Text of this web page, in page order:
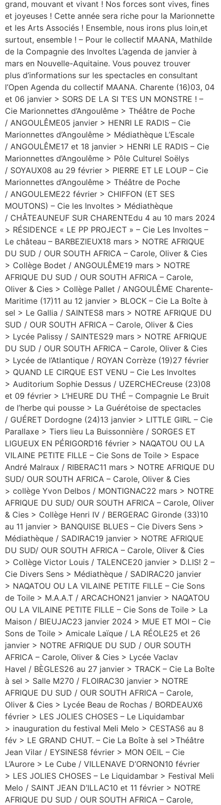
grand, mouvant et vivant ! Nos forces sont vives, fines
et joyeuses ! Cette année sera riche pour la Marionnette
et les Arts Associés ! Ensemble, nous irons plus loin,et
surtout, ensemble ! – Pour le collectif MAANA, Mathilde
de la Compagnie des Involtes L’agenda de janvier à
mars en Nouvelle-Aquitaine. Vous pouvez trouver
plus d’informations sur les spectacles en consultant
l’Open Agenda du collectif MAANA. Charente (16)03, 04
et 06 janvier > SORS DE LA SI T’ES UN MONSTRE ! –
Cie Marionnettes d’Angoulême > Théâtre de Poche
/ ANGOULÊME05 janvier > HENRI LE RADIS – Cie
Marionnettes d’Angoulême > Médiathèque L’Escale
/ ANGOULÊME17 et 18 janvier > HENRI LE RADIS – Cie
Marionnettes d’Angoulême > Pôle Culturel Soëlys
/ SOYAUX08 au 29 février > PIERRE ET LE LOUP – Cie
Marionnettes d’Angoulême > Théâtre de Poche
/ ANGOULEME22 février > CHIFFON (ET SES
MOUTONS) – Cie les Involtes > Médiathèque
/ CHÂTEAUNEUF SUR CHARENTEdu 4 au 10 mars 2024
> RÉSIDENCE « LE PP PROJECT » – Cie Les Involtes –
Le château – BARBEZIEUX18 mars > NOTRE AFRIQUE
DU SUD / OUR SOUTH AFRICA – Carole, Oliver & Cies
> Collège Bodet / ANGOULÊME19 mars > NOTRE
AFRIQUE DU SUD / OUR SOUTH AFRICA – Carole,
Oliver & Cies > Collège Pallet / ANGOULÊME Charente-
Maritime (17)11 au 12 janvier > BLOCK – Cie La Boîte à
sel > Le Gallia / SAINTES8 mars > NOTRE AFRIQUE DU
SUD / OUR SOUTH AFRICA – Carole, Oliver & Cies
> Lycée Palissy / SAINTES29 mars > NOTRE AFRIQUE
DU SUD / OUR SOUTH AFRICA – Carole, Oliver & Cies
> Lycée de l’Atlantique / ROYAN Corrèze (19)27 février
> QUAND LE CIRQUE EST VENU – Cie Les Involtes
> Auditorium Sophie Dessus / UZERCHECreuse (23)08
et 09 février > L’HEURE DU THÉ – Compagnie Le Bruit
de l’herbe qui pousse > La Guérétoise de spectacles
/ GUÉRET Dordogne (24)13 janvier > LITTLE GIRL – Cie
Parallaxe > Tiers lieu La Buissonnière / SORGES ET
LIGUEUX EN PÉRIGORD16 février > NAQATOU OU LA
VILAINE PETITE FILLE – Cie Sons de Toile > Espace
André Malraux / RIBERAC11 mars > NOTRE AFRIQUE DU
SUD/ OUR SOUTH AFRICA – Carole, Oliver & Cies
> collège Yvon Delbos / MONTIGNAC22 mars > NOTRE
AFRIQUE DU SUD/ OUR SOUTH AFRICA – Carole, Oliver
& Cies > Collège Henri IV / BERGERAC Gironde (33)10
au 11 janvier > BANQUISE BLUES – Cie Divers Sens >
Médiathèque / SADIRAC19 janvier > NOTRE AFRIQUE
DU SUD/ OUR SOUTH AFRICA – Carole, Oliver & Cies
> Collège Victor Louis / TALENCE20 janvier > D.LIS! 2 –
Cie Divers Sens > Médiathèque / SADIRAC20 janvier
> NAQATOU OU LA VILAINE PETITE FILLE – Cie Sons
de Toile > M.A.A.T / ARCACHON21 janvier > NAQATOU
OU LA VILAINE PETITE FILLE – Cie Sons de Toile > La
Maison / BIEUJAC23 janvier 2024 > MUE ET MOI – Cie
Sons de Toile > Amicale Laïque / LA RÉOLE25 et 26
janvier > NOTRE AFRIQUE DU SUD / OUR SOUTH
AFRICA – Carole, Oliver & Cies > Lycée Vaclav
Havel / BÈGLES26 au 27 janvier > TRACK – Cie La Boîte
à sel > Salle M270 / FLOIRAC30 janvier > NOTRE
AFRIQUE DU SUD / OUR SOUTH AFRICA – Carole,
Oliver & Cies > Lycée Beau de Rochas / BORDEAUX6
février > LES JOLIES CHOSES – Le Liquidambar
> inauguration du festival Meli Melo > CESTAS6 au 8
fév > LE GRAND CHUT. – Cie La Boîte à sel >Théâtre
Jean Vilar / EYSINES8 février > MON OEIL – Cie
L’Aurore > Le Cube / VILLENAVE D’ORNON10 février
> LES JOLIES CHOSES – Le Liquidambar > Festival Meli
Melo / SAINT JEAN D’ILLAC10 et 11 février > NOTRE
AFRIQUE DU SUD / OUR SOUTH AFRICA – Carole,